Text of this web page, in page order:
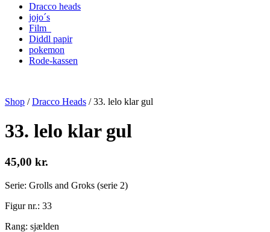
Dracco heads
jojo´s
Film
Diddl papir
pokemon
Rode-kassen
Shop /Dracco Heads /33. lelo klar gul
33. lelo klar gul
45,00 kr.
Serie: Grolls and Groks (serie 2)
Figur nr.: 33
Rang: sjælden